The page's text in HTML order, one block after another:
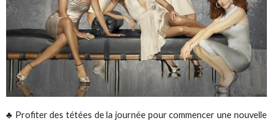
♣ Profiter des tétées de la journée pour commencer une nouvelle